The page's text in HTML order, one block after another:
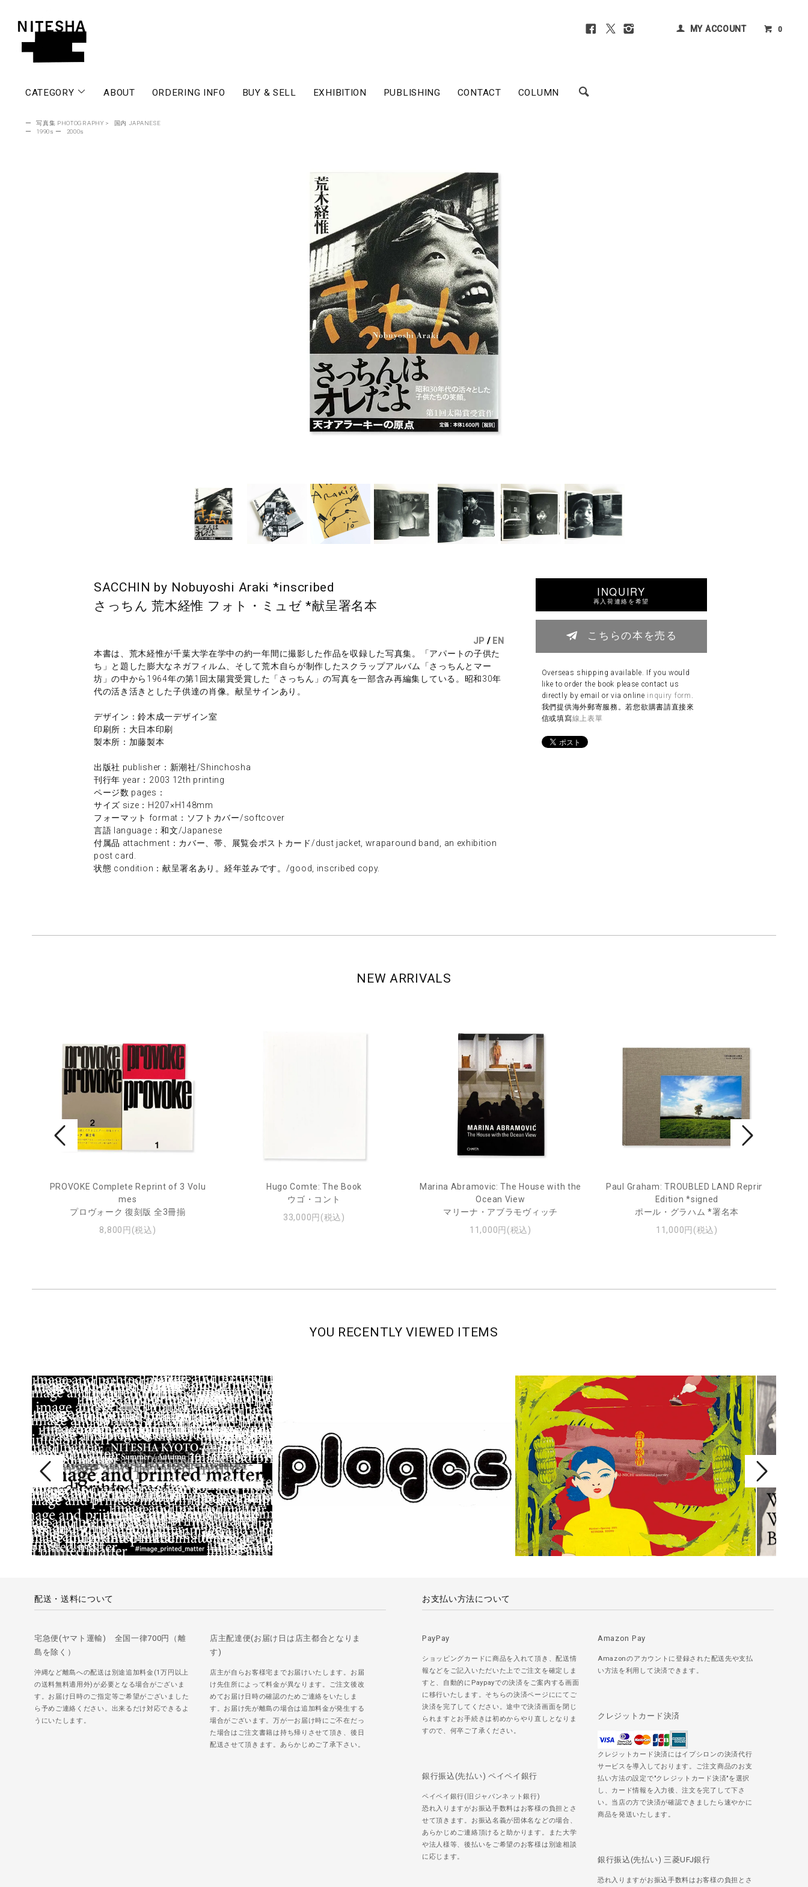
MY ACCOUNT 0
CATEGORY ABOUT ORDERING INFO BUY & SELL EXHIBITION PUBLISHING CONTACT COLUMN
ー 写真集 PHOTOGRAPHY >
国内 JAPANESE
ー
1990s ー 2000s
SACCHIN by Nobuyoshi Araki *inscribed
さっちん 荒木経惟 フォト・ミュゼ *献呈署名本
JP / EN
本書は、荒木経惟が千葉大学在学中の約一年間に撮影した作品を収録した写真集。「アパートの子供た
ち」と題した膨大なネガフィルム、そして荒木自らが制作したスクラップアルバム「さっちんとマー
坊」の中から1964年の第1回太陽賞受賞した「さっちん」の写真を一部含み再編集している。昭和30年
代の活き活きとした子供達の肖像。献呈サインあり。
デザイン：鈴木成一デザイン室
印刷所：大日本印刷
製本所：加藤製本
出版社 publisher：新潮社/Shinchosha
刊行年 year：2003 12th printing
ページ数 pages：
サイズ size：H207×H148mm
フォーマット format：ソフトカバー/softcover
言語 language：和文/Japanese
付属品 attachment：カバー、帯、展覧会ポストカード/dust jacket, wraparound band, an exhibition
post card.
状態 condition：献呈署名あり。経年並みです。/good, inscribed copy.
INQUIRY
再入荷連絡を希望
こちらの本を売る
Overseas shipping available. If you would
like to order the book please contact us
directly by email or via online inquiry form .
我們提供海外郵寄服務。若您欲購書請直接來
信或填寫線上表單
NEW ARRIVALS
PROVOKE Complete Reprint of 3 Volu
mes
プロヴォーク 復刻版 全3冊揃
8,800円(税込)
Hugo Comte: The Book
ウゴ・コント
33,000円(税込)
Marina Abramovic: The House with the
Ocean View
マリーナ・アブラモヴィッチ
11,000円(税込)
Paul Graham: TROUBLED LAND Reprint
Edition *signed
ポール・グラハム *署名本
11,000円(税込)
YOU RECENTLY VIEWED ITEMS
配送・送料について
宅急便(ヤマト運輸) 全国一律700円（離
島を除く）
沖縄など離島への配送は別途追加料金(1万円以上
の送料無料適用外)が必要となる場合がございま
す。お届け日時のご指定等ご希望がございました
ら予めご連絡ください。出来るだけ対応できるよ
うにいたします。
店主配達便(お届け日は店主都合となりま
す)
店主が自らお客様宅までお届けいたします。お届
け先住所によって料金が異なります。ご注文後改
めてお届け日時の確認のためご連絡をいたしま
す。お届け先が離島の場合は追加料金が発生する
場合がございます。万が一お届け時にご不在だっ
た場合はご注文書籍は持ち帰りさせて頂き、後日
配送させて頂きます。あらかじめご了承下さい。
お支払い方法について
PayPay
ショッピングカードに商品を入れて頂き、配送情
報などをご記入いただいた上でご注文を確定しま
すと、自動的にPaypayでの決済をご案内する画面
に移行いたします。そちらの決済ページににてご
決済を完了してください。途中で決済画面を閉じ
られますとお手続きは初めからやり直しとなりま
すので、何卒ご了承ください。
Amazon Pay
Amazonのアカウントに登録された配送先や支払
い方法を利用して決済できます。
クレジットカード決済
クレジットカード決済にはイプシロンの決済代行
サービスを導入しております。ご注文商品のお支
払い方法の設定で"クレジットカード決済"を選択
し、カード情報を入力後、注文を完了して下さ
い。当店の方で決済が確認できましたら速やかに
商品を発送いたします。
銀行振込(先払い) ペイペイ銀行
ペイペイ銀行(旧ジャパンネット銀行)
恐れ入りますがお振込手数料はお客様の負担とさ
せて頂きます。お振込名義が団体名などの場合、
あらかじめご連絡頂けると助かります。また大学
や法人様等、後払いをご希望のお客様は別途相談
に応じます。
銀行振込(先払い) 三菱UFJ銀行
恐れ入りますがお振込手数料はお客様の負担とさ